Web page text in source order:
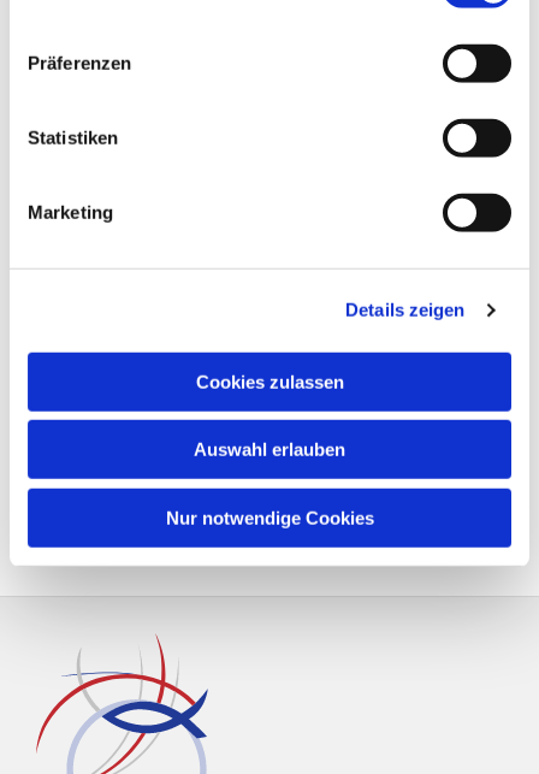
Präferenzen
Statistiken
Marketing
Details zeigen
Cookies zulassen
Auswahl erlauben
Nur notwendige Cookies